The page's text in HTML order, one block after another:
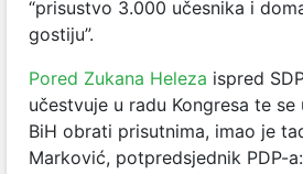
“prisustvo 3.000 učesnika i
gostiju”.
Pored Zukana Heleza ispred
učestvuje u radu Kongresa te
BiH obrati prisutnima, imao je
Marković, potpredsjednik PDP-a: